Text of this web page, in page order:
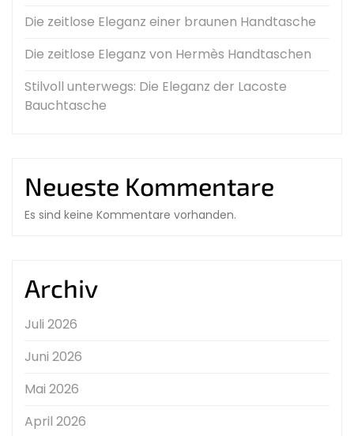
Die zeitlose Eleganz einer braunen Handtasche
Die zeitlose Eleganz von Hermès Handtaschen
Stilvoll unterwegs: Die Eleganz der Lacoste
Bauchtasche
Neueste Kommentare
Es sind keine Kommentare vorhanden.
Archiv
Juli 2026
Juni 2026
Mai 2026
April 2026